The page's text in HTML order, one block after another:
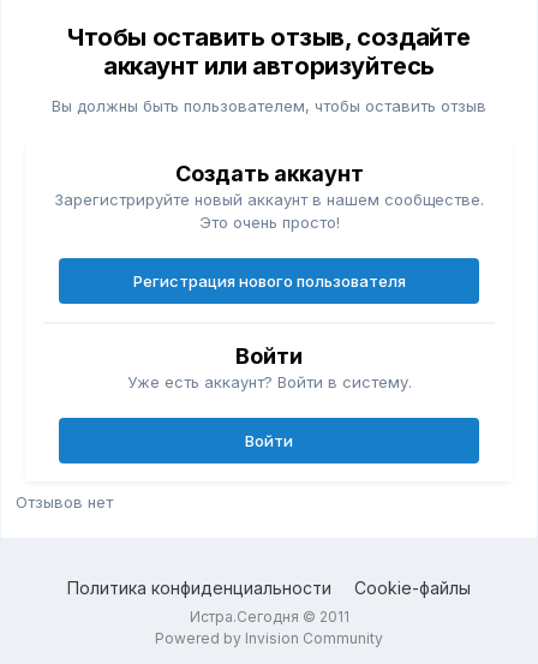
Чтобы оставить отзыв, создайте
аккаунт или авторизуйтесь
Вы должны быть пользователем, чтобы оставить отзыв
Создать аккаунт
Зарегистрируйте новый аккаунт в нашем сообществе.
Это очень просто!
Регистрация нового пользователя
Войти
Уже есть аккаунт? Войти в систему.
Войти
Отзывов нет
Политика конфиденциальности Cookie-файлы
Истра.Сегодня © 2011
Powered by Invision Community